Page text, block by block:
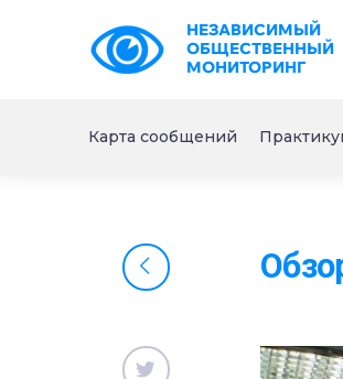
НЕЗАВИСИМЫЙ
ОБЩЕСТВЕННЫЙ
МОНИТОРИНГ
Карта сообщений